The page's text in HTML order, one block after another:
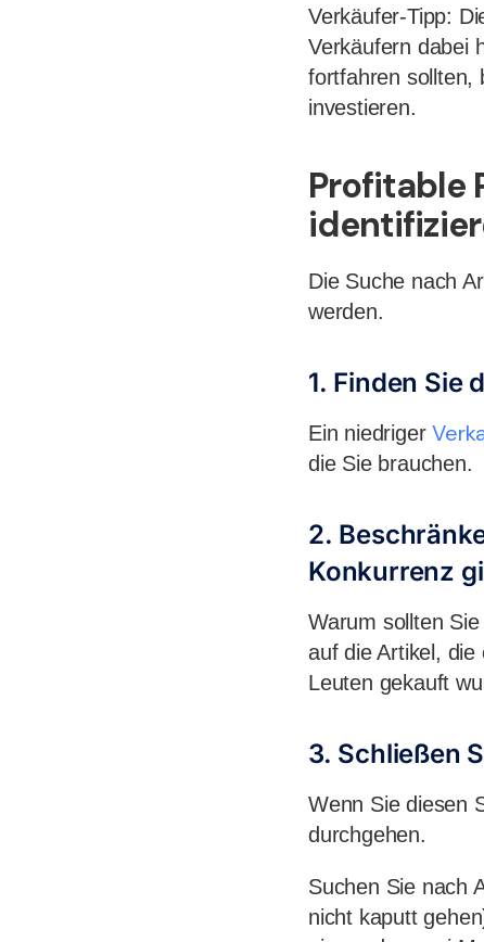
Verkäufer-Tipp:
Verkäufern dabei
fortfahren sollten,
investieren.
Profitable
Die Suche nach
werden.
1. Finden Sie
Ein niedriger
die Sie brauchen.
2.
Konkurrenz
Warum sollten
auf die Artikel,
Leuten gekauft
3. Schließen
Wenn Sie diesen
durchgehen.
Suchen Sie nach
nicht kaputt